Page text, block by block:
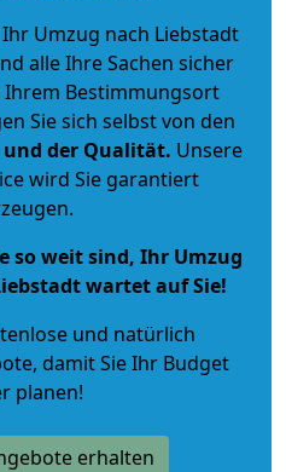
Umzug nach Liebstadt
alle Ihre Sachen sicher
Bestimmungsort
Sie sich selbst von den
der Qualität. Unsere
wird Sie garantiert
so weit sind, Ihr Umzug
wartet auf Sie!
und natürlich
, damit Sie Ihr Budget
planen!
erhalten